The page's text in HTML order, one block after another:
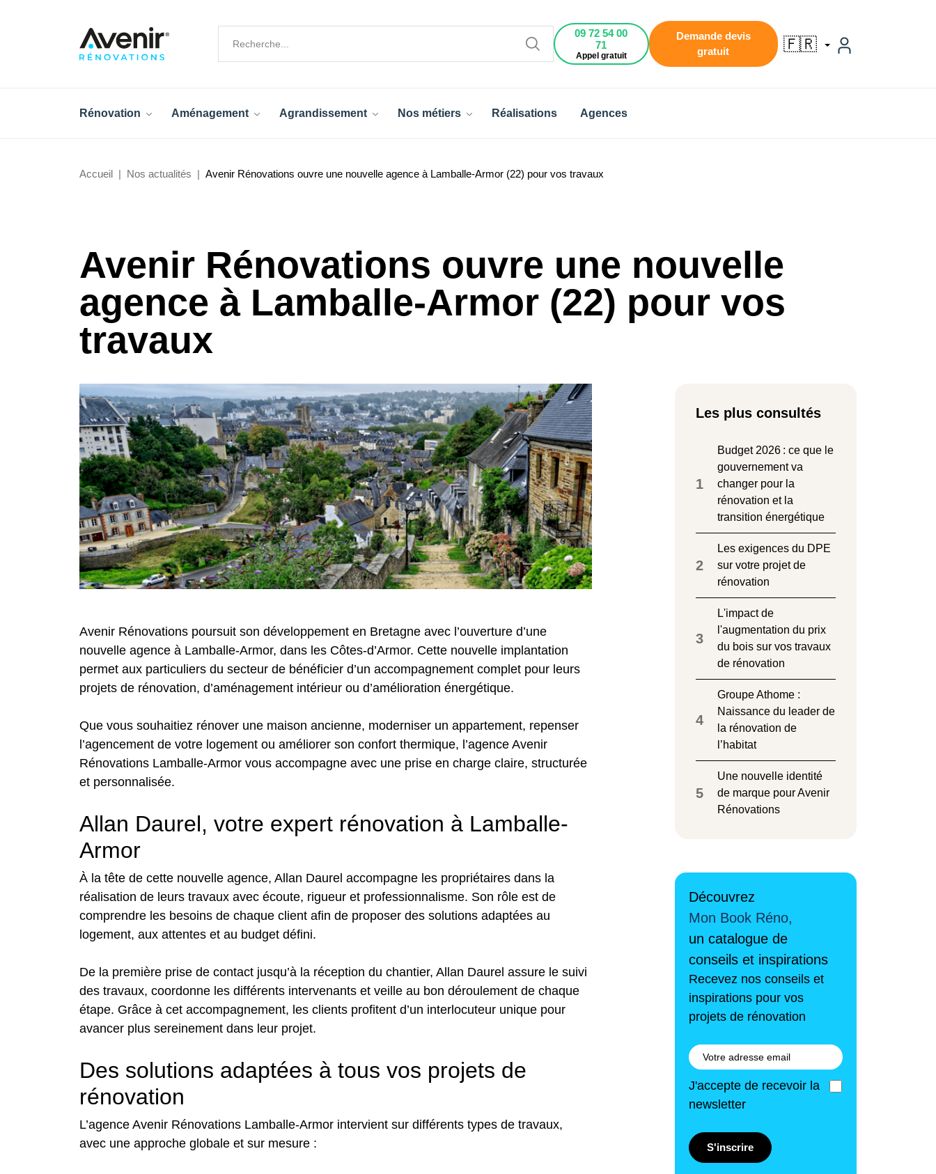
09 72 54 00
71
Appel gratuit
Demande devis
gratuit
🇫🇷
Rénovation Aménagement Agrandissement Nos métiers Réalisations Agences
Accueil Nos actualités Avenir Rénovations ouvre une nouvelle agence à Lamballe-Armor (22) pour vos travaux
Avenir Rénovations ouvre une nouvelle
agence à Lamballe-Armor (22) pour vos
travaux
Avenir Rénovations poursuit son développement en Bretagne avec l’ouverture d’une
nouvelle agence à Lamballe-Armor, dans les Côtes-d’Armor. Cette nouvelle implantation
permet aux particuliers du secteur de bénéficier d’un accompagnement complet pour leurs
projets de rénovation, d’aménagement intérieur ou d’amélioration énergétique.
Que vous souhaitiez rénover une maison ancienne, moderniser un appartement, repenser
l’agencement de votre logement ou améliorer son confort thermique, l’agence Avenir
Rénovations Lamballe-Armor vous accompagne avec une prise en charge claire, structurée
et personnalisée.
Allan Daurel, votre expert rénovation à Lamballe-
Armor
À la tête de cette nouvelle agence, Allan Daurel accompagne les propriétaires dans la
réalisation de leurs travaux avec écoute, rigueur et professionnalisme. Son rôle est de
comprendre les besoins de chaque client afin de proposer des solutions adaptées au
logement, aux attentes et au budget défini.
De la première prise de contact jusqu’à la réception du chantier, Allan Daurel assure le suivi
des travaux, coordonne les différents intervenants et veille au bon déroulement de chaque
étape. Grâce à cet accompagnement, les clients profitent d’un interlocuteur unique pour
avancer plus sereinement dans leur projet.
Des solutions adaptées à tous vos projets de
rénovation
L’agence Avenir Rénovations Lamballe-Armor intervient sur différents types de travaux,
avec une approche globale et sur mesure :
Les plus consultés
1
Budget 2026 : ce que le
gouvernement va
changer pour la
rénovation et la
transition énergétique
2
Les exigences du DPE
sur votre projet de
rénovation
3
L'impact de
l'augmentation du prix
du bois sur vos travaux
de rénovation
4
Groupe Athome :
Naissance du leader de
la rénovation de
l’habitat
5
Une nouvelle identité
de marque pour Avenir
Rénovations
Découvrez
Mon Book Réno,
un catalogue de
conseils et inspirations
Recevez nos conseils et
inspirations pour vos
projets de rénovation
J'accepte de recevoir la
newsletter
S'inscrire